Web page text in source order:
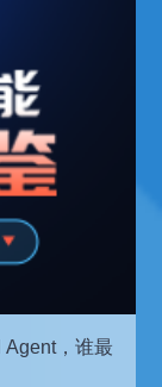
Agent，谁最